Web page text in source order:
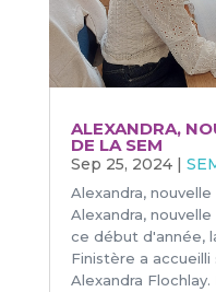
ALEXANDRA,
DE LA SEM
Sep 25, 2024|
Alexandra,
Alexandra,
ce début d'année,
Finistère a
Alexandra